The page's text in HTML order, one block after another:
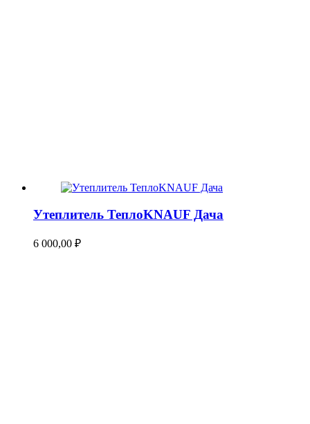
Утеплитель ТеплоKNAUF Дача
6 000,00 ₽